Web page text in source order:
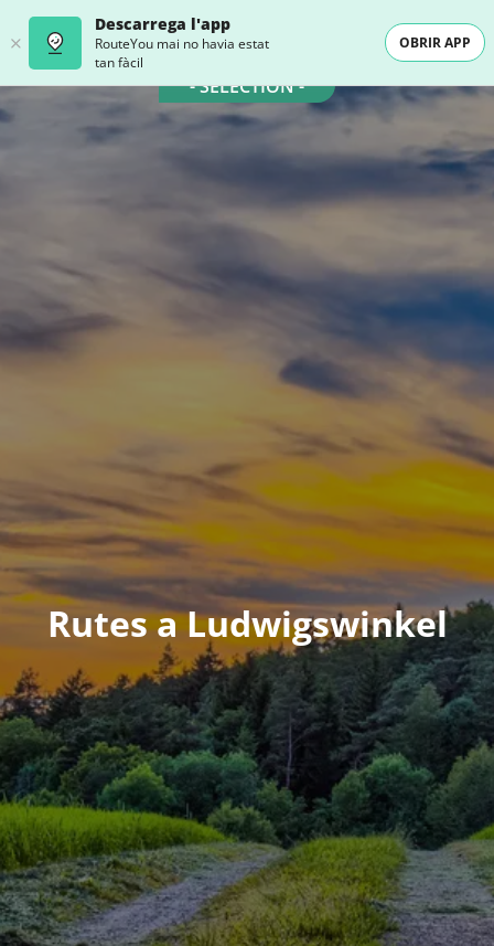
Descarrega l'app
RouteYou mai no havia estat
tan fàcil
OBRIR APP
- SELECTION -
Rutes a Ludwigswinkel